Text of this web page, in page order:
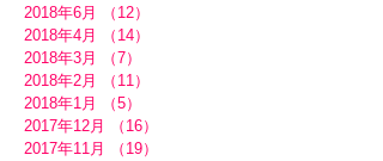
2018年6月
（12）
2018年4月
（14）
2018年3月
（7）
2018年2月
（11）
2018年1月
（5）
2017年12月
（16）
2017年11月
（19）